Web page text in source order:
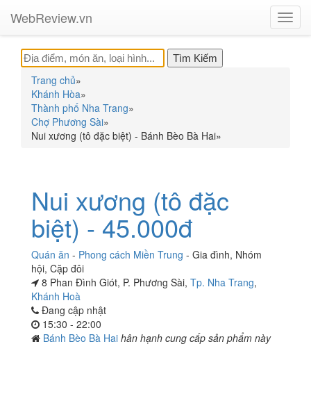
WebReview.vn
Trang chủ»
Khánh Hòa»
Thành phố Nha Trang»
Chợ Phương Sài»
Nui xương (tô đặc biệt) - Bánh Bèo Bà Hai»
Nui xương (tô đặc
biệt) - 45.000đ
Quán ăn - Phong cách Miền Trung - Gia đình, Nhóm
hội, Cặp đôi
8 Phan Đình Giót, P. Phương Sài, Tp. Nha Trang,
Khánh Hoà
Đang cập nhật
15:30 - 22:00
Bánh Bèo Bà Hai hân hạnh cung cấp sản phẩm này